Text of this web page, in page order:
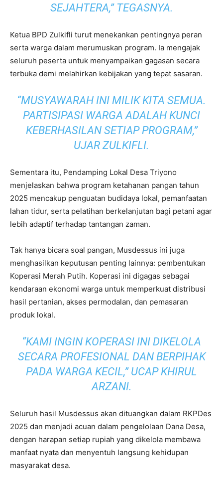
SEJAHTERA,” TEGASNYA.
Ketua BPD Zulkifli turut menekankan pentingnya peran
serta warga dalam merumuskan program. Ia mengajak
seluruh peserta untuk menyampaikan gagasan secara
terbuka demi melahirkan kebijakan yang tepat sasaran.
“MUSYAWARAH INI MILIK KITA SEMUA.
PARTISIPASI WARGA ADALAH KUNCI
KEBERHASILAN SETIAP PROGRAM,”
UJAR ZULKIFLI.
Sementara itu, Pendamping Lokal Desa Triyono
menjelaskan bahwa program ketahanan pangan tahun
2025 mencakup penguatan budidaya lokal, pemanfaatan
lahan tidur, serta pelatihan berkelanjutan bagi petani agar
lebih adaptif terhadap tantangan zaman.
Tak hanya bicara soal pangan, Musdessus ini juga
menghasilkan keputusan penting lainnya: pembentukan
Koperasi Merah Putih. Koperasi ini digagas sebagai
kendaraan ekonomi warga untuk memperkuat distribusi
hasil pertanian, akses permodalan, dan pemasaran
produk lokal.
“KAMI INGIN KOPERASI INI DIKELOLA
SECARA PROFESIONAL DAN BERPIHAK
PADA WARGA KECIL,” UCAP KHIRUL
ARZANI.
Seluruh hasil Musdessus akan dituangkan dalam RKPDes
2025 dan menjadi acuan dalam pengelolaan Dana Desa,
dengan harapan setiap rupiah yang dikelola membawa
manfaat nyata dan menyentuh langsung kehidupan
masyarakat desa.